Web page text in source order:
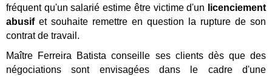
fréquent qu'un salarié estime être victime d'un licenciement
abusifet souhaite remettre en question la rupture de son
contrat de travail.
Maître Ferreira Batista conseille ses clients dès que des
négociations sont envisagées dans le cadre d'une